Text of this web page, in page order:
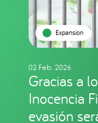
Expansion
02 Feb. 2026
Gracias a
Inocencia
evasión